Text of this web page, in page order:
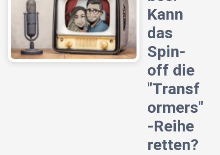
Kann
das
Spin-
off die
"Transf
ormers"
-Reihe
retten?